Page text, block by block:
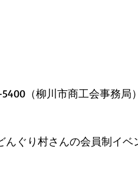
5400（柳川市商工会事務局
んぐり村さんの会員制イ